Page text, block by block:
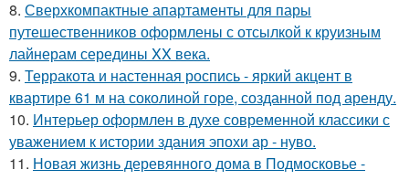
8. Сверхкомпактные апартаменты для пары
путешественников оформлены с отсылкой к круизным
лайнерам середины XX века.
9. Терракота и настенная роспись - яркий акцент в
квартире 61 м на соколиной горе, созданной под аренду.
10. Интерьер оформлен в духе современной классики с
уважением к истории здания эпохи ар - нуво.
11. Новая жизнь деревянного дома в Подмосковье -